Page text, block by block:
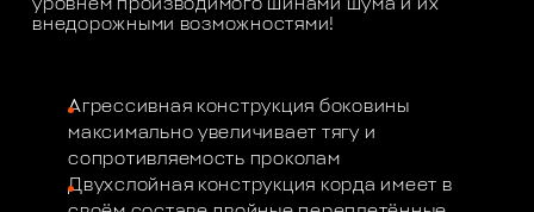
уровнем производимого шинами шума и их
внедорожными возможностями!
Агрессивная конструкция боковины
максимально увеличивает тягу и
сопротивляемость проколам
Двухслойная конструкция корда имеет в